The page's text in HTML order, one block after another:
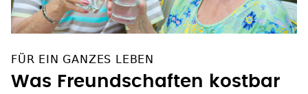
FÜR EIN GANZES LEBEN
Was Freundschaften kostbar